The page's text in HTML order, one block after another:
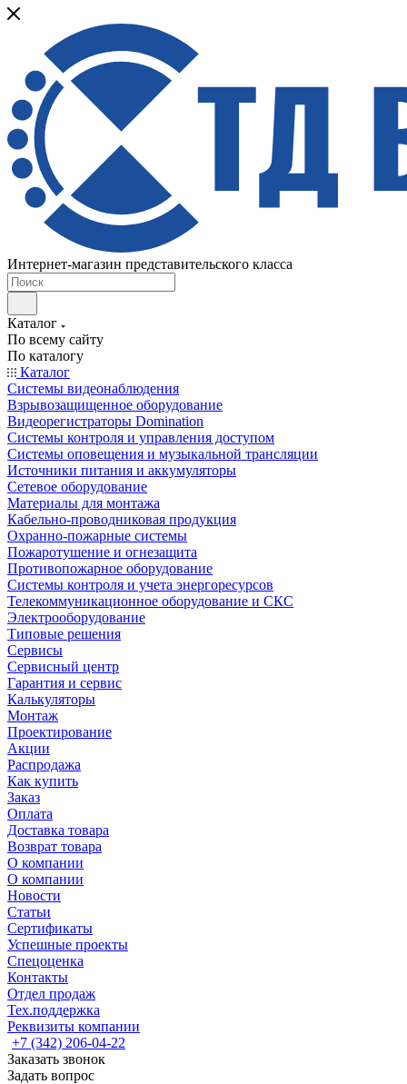
Интернет-магазин представительского класса
Каталог
По всему сайту
По каталогу
Каталог
Системы видеонаблюдения
Взрывозащищенное оборудование
Видеорегистраторы Domination
Системы контроля и управления доступом
Системы оповещения и музыкальной трансляции
Источники питания и аккумуляторы
Сетевое оборудование
Материалы для монтажа
Кабельно-проводниковая продукция
Охранно-пожарные системы
Пожаротушение и огнезащита
Противопожарное оборудование
Системы контроля и учета энергоресурсов
Телекоммуникационное оборудование и СКС
Электрооборудование
Типовые решения
Сервисы
Сервисный центр
Гарантия и сервис
Калькуляторы
Монтаж
Проектирование
Акции
Распродажа
Как купить
Заказ
Оплата
Доставка товара
Возврат товара
О компании
О компании
Новости
Статьи
Сертификаты
Успешные проекты
Спецоценка
Контакты
Отдел продаж
Тех.поддержка
Реквизиты компании
+7 (342) 206-04-22
Заказать звонок
Задать вопрос